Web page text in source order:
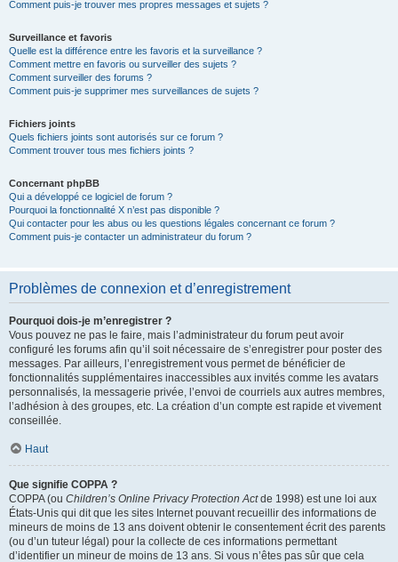
Comment puis-je trouver mes propres messages et sujets ?
Surveillance et favoris
Quelle est la différence entre les favoris et la surveillance ?
Comment mettre en favoris ou surveiller des sujets ?
Comment surveiller des forums ?
Comment puis-je supprimer mes surveillances de sujets ?
Fichiers joints
Quels fichiers joints sont autorisés sur ce forum ?
Comment trouver tous mes fichiers joints ?
Concernant phpBB
Qui a développé ce logiciel de forum ?
Pourquoi la fonctionnalité X n’est pas disponible ?
Qui contacter pour les abus ou les questions légales concernant ce forum ?
Comment puis-je contacter un administrateur du forum ?
Problèmes de connexion et d’enregistrement
Pourquoi dois-je m’enregistrer ?
Vous pouvez ne pas le faire, mais l’administrateur du forum peut avoir
configuré les forums afin qu’il soit nécessaire de s’enregistrer pour poster des
messages. Par ailleurs, l’enregistrement vous permet de bénéficier de
fonctionnalités supplémentaires inaccessibles aux invités comme les avatars
personnalisés, la messagerie privée, l’envoi de courriels aux autres membres,
l’adhésion à des groupes, etc. La création d’un compte est rapide et vivement
conseillée.
Haut
Que signifie COPPA ?
COPPA (ou Children’s Online Privacy Protection Actde 1998) est une loi aux
États-Unis qui dit que les sites Internet pouvant recueillir des informations de
mineurs de moins de 13 ans doivent obtenir le consentement écrit des parents
(ou d’un tuteur légal) pour la collecte de ces informations permettant
d’identifier un mineur de moins de 13 ans. Si vous n’êtes pas sûr que cela